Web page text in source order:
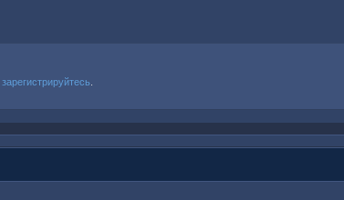
зарегистрируйтесь